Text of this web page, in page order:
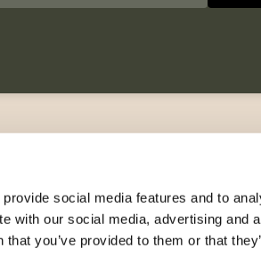
social media features and to
with our social media, advertising and
you’ve provided to them or that
Neem contact met ons op
Adresgegevens
Celsiusweg 41, 8912 AM